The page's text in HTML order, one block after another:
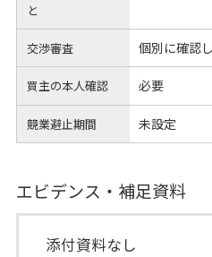
と
交渉審査 個別に確認
買主の本人確認 必要
競業避止期間 未設定
エビデンス・補足資料
添付資料なし